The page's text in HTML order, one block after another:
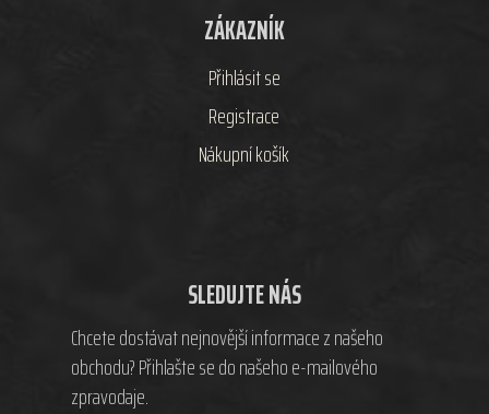
ZÁKAZNÍK
Přihlásit se
Registrace
Nákupní košík
SLEDUJTE NÁS
Chcete dostávat nejnovější informace z našeho
obchodu? Přihlašte se do našeho e-mailového
zpravodaje.